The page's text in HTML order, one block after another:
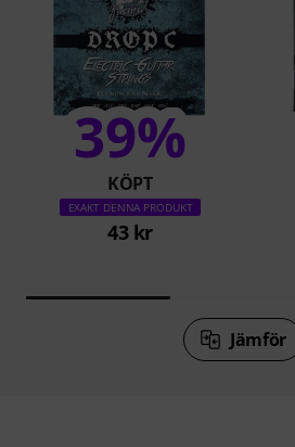
39%
KÖPT
EXAKT DENNA PRODUKT
43 kr
Jämför